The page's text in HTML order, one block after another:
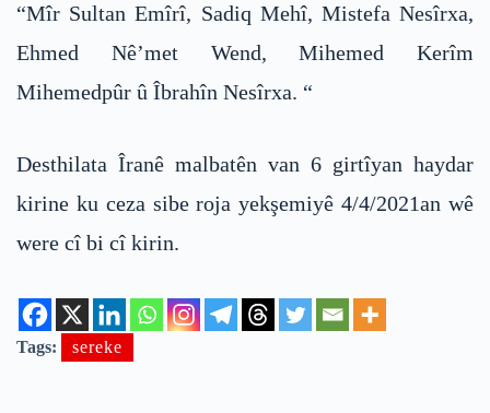
“Mîr Sultan Emîrî, Sadiq Mehî, Mistefa Nesîrxa,
Ehmed Nê’met Wend, Mihemed Kerîm
Mihemedpûr û Îbrahîn Nesîrxa. “
Desthilata Îranê malbatên van 6 girtîyan haydar
kirine ku ceza sibe roja yekşemiyê 4/4/2021an wê
were cî bi cî kirin.
Tags: sereke